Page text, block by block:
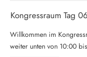
Kongressraum Tag 06
Willkommen im
weiter unten von 10:00